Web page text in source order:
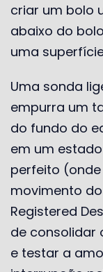
criar um bolo
abaixo do
uma
Uma sonda
empurra um
do fundo do
em um
perfeito
movimento
Registered
de consolidar
e testar a